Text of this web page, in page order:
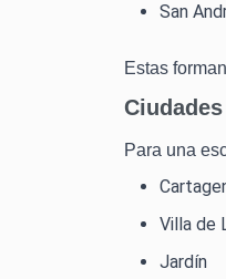
San
Estas
Para una
Villa de
Jardín